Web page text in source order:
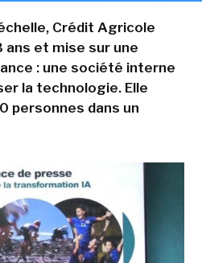
Crédit Agricole
et mise sur une
: une société interne
la technologie. Elle
personnes dans un